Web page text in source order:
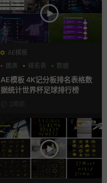
AE模板
图表
排名表 数据
AE模板 4K记分板排名表格数
据统计世界杯足球排行榜
2周前